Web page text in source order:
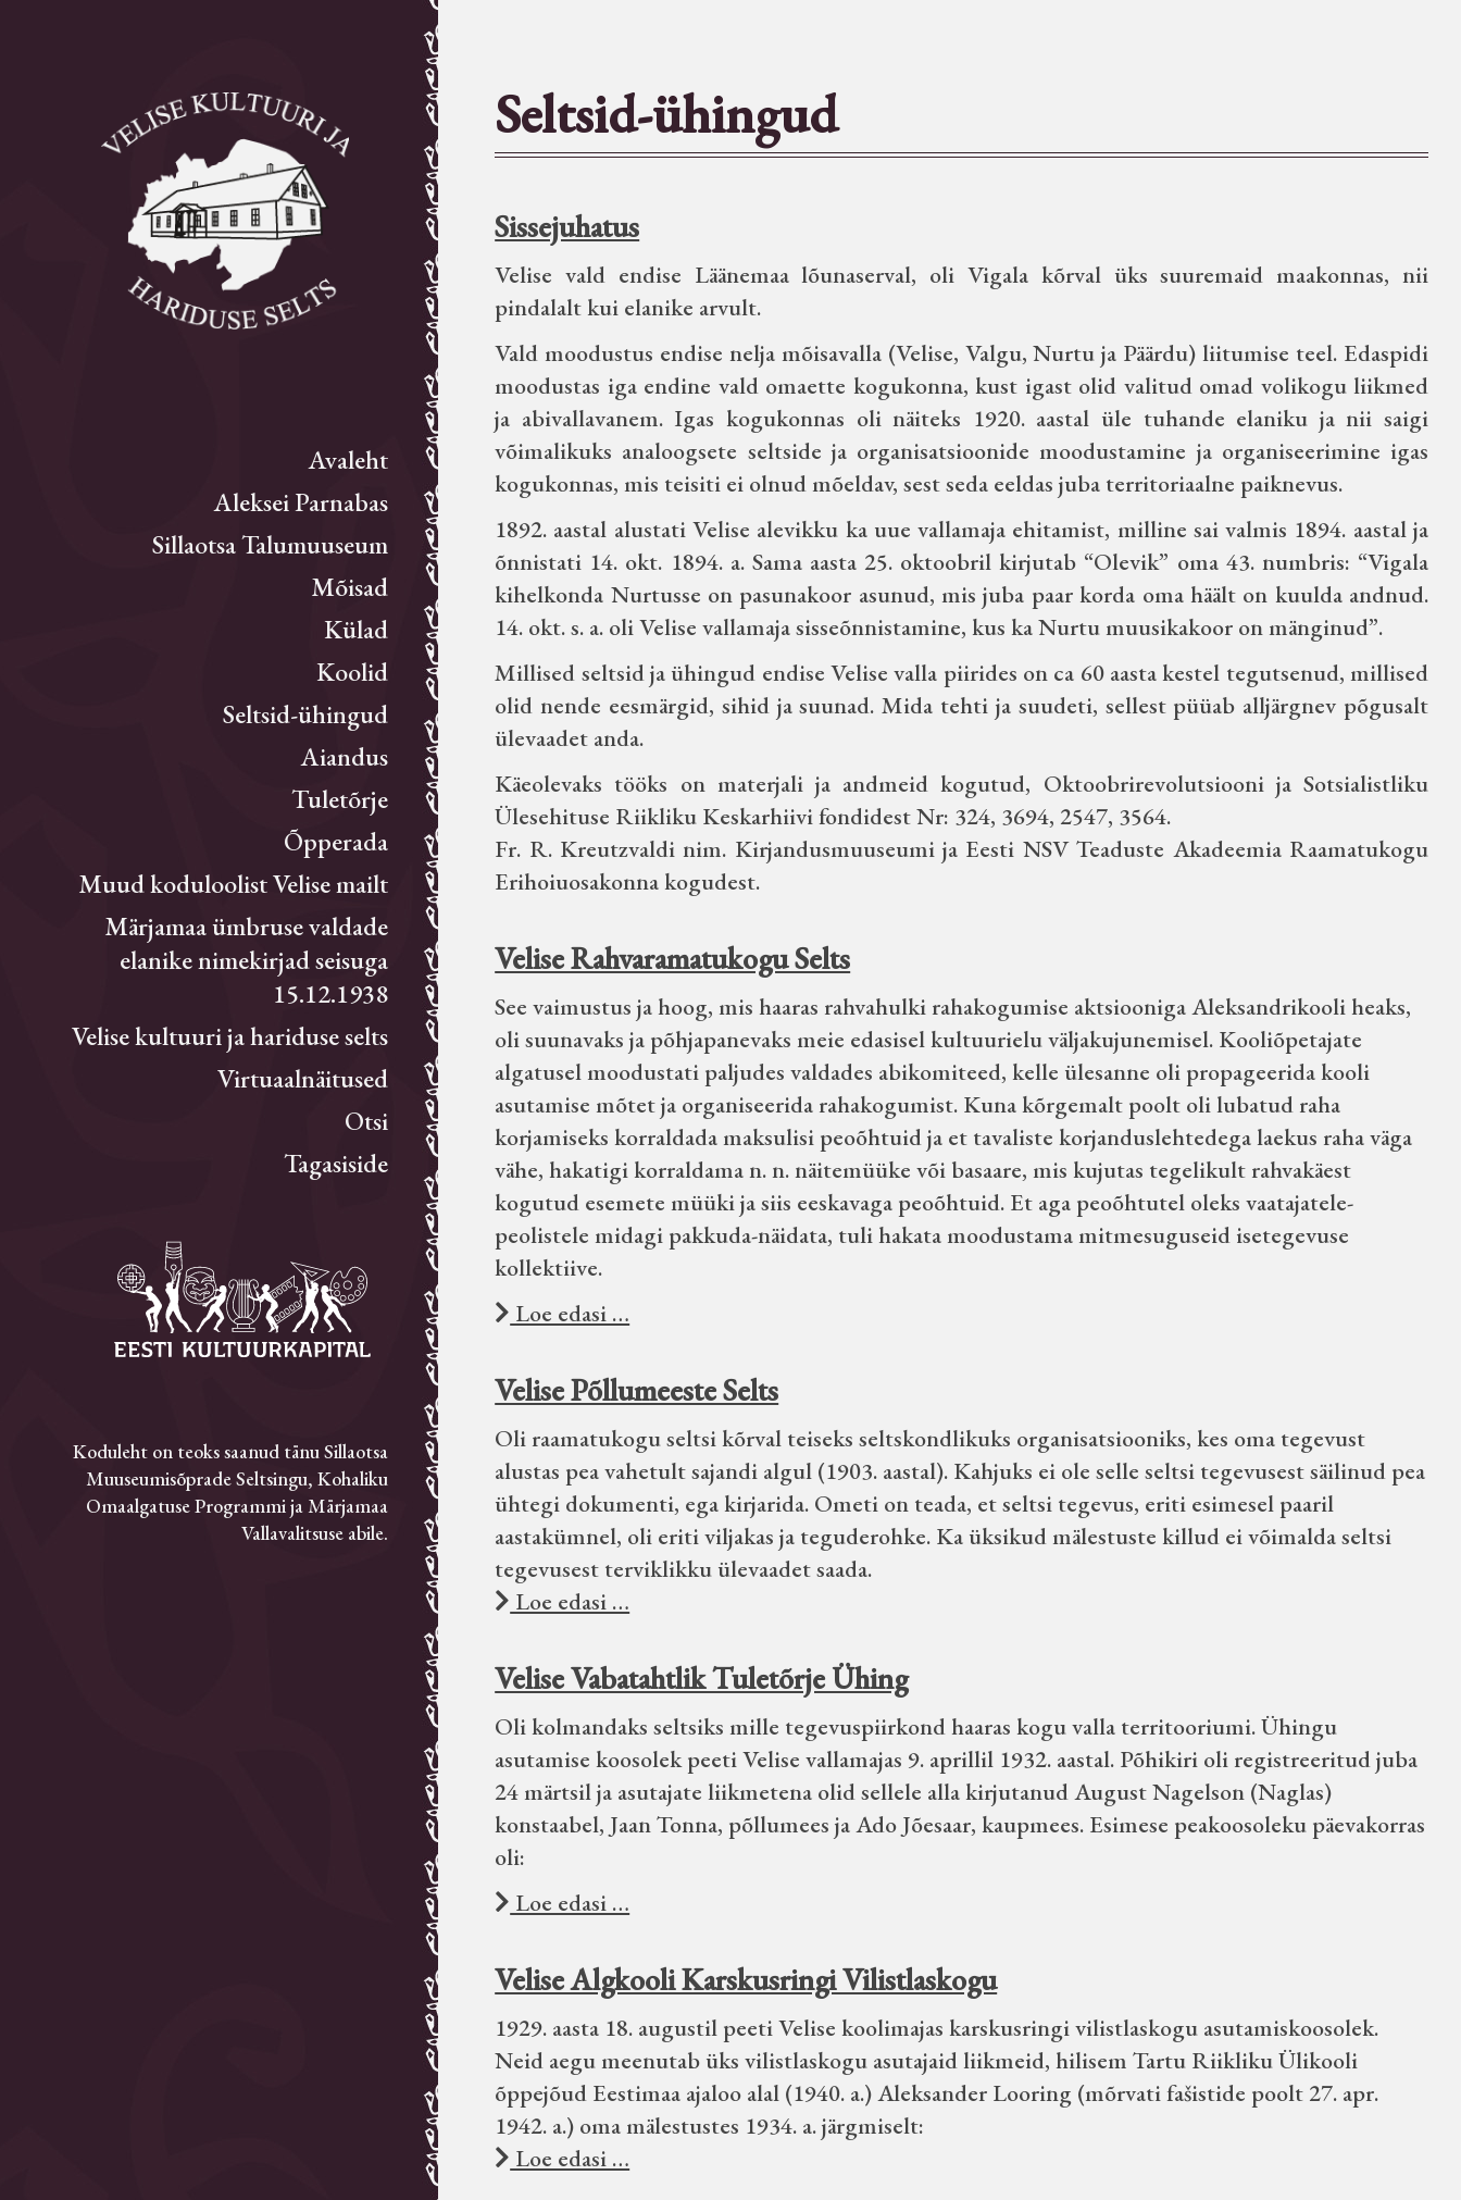
Avaleht
Aleksei Parnabas
Sillaotsa Talumuuseum
Mõisad
Külad
Koolid
Seltsid-ühingud
Aiandus
Tuletõrje
Õpperada
Muud koduloolist Velise mailt
Märjamaa ümbruse valdade
elanike nimekirjad seisuga
15.12.1938
Velise kultuuri ja hariduse selts
Virtuaalnäitused
Otsi
Tagasiside
Koduleht on teoks saanud tänu Sillaotsa
Muuseumisõprade Seltsingu, Kohaliku
Omaalgatuse Programmi ja Märjamaa
Vallavalitsuse abile.
Seltsid-ühingud
Sissejuhatus
Velise vald endise Läänemaa lõunaserval, oli Vigala kõrval üks suuremaid maakonnas, nii
pindalalt kui elanike arvult.
Vald moodustus endise nelja mõisavalla (Velise, Valgu, Nurtu ja Päärdu) liitumise teel. Edaspidi
moodustas iga endine vald omaette kogukonna, kust igast olid valitud omad volikogu liikmed
ja abivallavanem. Igas kogukonnas oli näiteks 1920. aastal üle tuhande elaniku ja nii saigi
võimalikuks analoogsete seltside ja organisatsioonide moodustamine ja organiseerimine igas
kogukonnas, mis teisiti ei olnud mõeldav, sest seda eeldas juba territoriaalne paiknevus.
1892. aastal alustati Velise alevikku ka uue vallamaja ehitamist, milline sai valmis 1894. aastal ja
õnnistati 14. okt. 1894. a. Sama aasta 25. oktoobril kirjutab “Olevik” oma 43. numbris: “Vigala
kihelkonda Nurtusse on pasunakoor asunud, mis juba paar korda oma häält on kuulda andnud.
14. okt. s. a. oli Velise vallamaja sisseõnnistamine, kus ka Nurtu muusikakoor on mänginud”.
Millised seltsid ja ühingud endise Velise valla piirides on ca 60 aasta kestel tegutsenud, millised
olid nende eesmärgid, sihid ja suunad. Mida tehti ja suudeti, sellest püüab alljärgnev põgusalt
ülevaadet anda.
Käeolevaks tööks on materjali ja andmeid kogutud, Oktoobrirevolutsiooni ja Sotsialistliku
Ülesehituse Riikliku Keskarhiivi fondidest Nr: 324, 3694, 2547, 3564.
Fr. R. Kreutzvaldi nim. Kirjandusmuuseumi ja Eesti NSV Teaduste Akadeemia Raamatukogu
Erihoiuosakonna kogudest.
Velise Rahvaramatukogu Selts
See vaimustus ja hoog, mis haaras rahvahulki rahakogumise aktsiooniga Aleksandrikooli heaks,
oli suunavaks ja põhjapanevaks meie edasisel kultuurielu väljakujunemisel. Kooliõpetajate
algatusel moodustati paljudes valdades abikomiteed, kelle ülesanne oli propageerida kooli
asutamise mõtet ja organiseerida rahakogumist. Kuna kõrgemalt poolt oli lubatud raha
korjamiseks korraldada maksulisi peoõhtuid ja et tavaliste korjanduslehtedega laekus raha väga
vähe, hakatigi korraldama n. n. näitemüüke või basaare, mis kujutas tegelikult rahvakäest
kogutud esemete müüki ja siis eeskavaga peoõhtuid. Et aga peoõhtutel oleks vaatajatele-
peolistele midagi pakkuda-näidata, tuli hakata moodustama mitmesuguseid isetegevuse
kollektiive.
Loe edasi …
Velise Põllumeeste Selts
Oli raamatukogu seltsi kõrval teiseks seltskondlikuks organisatsiooniks, kes oma tegevust
alustas pea vahetult sajandi algul (1903. aastal). Kahjuks ei ole selle seltsi tegevusest säilinud pea
ühtegi dokumenti, ega kirjarida. Ometi on teada, et seltsi tegevus, eriti esimesel paaril
aastakümnel, oli eriti viljakas ja teguderohke. Ka üksikud mälestuste killud ei võimalda seltsi
tegevusest terviklikku ülevaadet saada.
Loe edasi …
Velise Vabatahtlik Tuletõrje Ühing
Oli kolmandaks seltsiks mille tegevuspiirkond haaras kogu valla territooriumi. Ühingu
asutamise koosolek peeti Velise vallamajas 9. aprillil 1932. aastal. Põhikiri oli registreeritud juba
24 märtsil ja asutajate liikmetena olid sellele alla kirjutanud August Nagelson (Naglas)
konstaabel, Jaan Tonna, põllumees ja Ado Jõesaar, kaupmees. Esimese peakoosoleku päevakorras
oli:
Loe edasi …
Velise Algkooli Karskusringi Vilistlaskogu
1929. aasta 18. augustil peeti Velise koolimajas karskusringi vilistlaskogu asutamiskoosolek.
Neid aegu meenutab üks vilistlaskogu asutajaid liikmeid, hilisem Tartu Riikliku Ülikooli
õppejõud Eestimaa ajaloo alal (1940. a.) Aleksander Looring (mõrvati fašistide poolt 27. apr.
1942. a.) oma mälestustes 1934. a. järgmiselt:
Loe edasi …